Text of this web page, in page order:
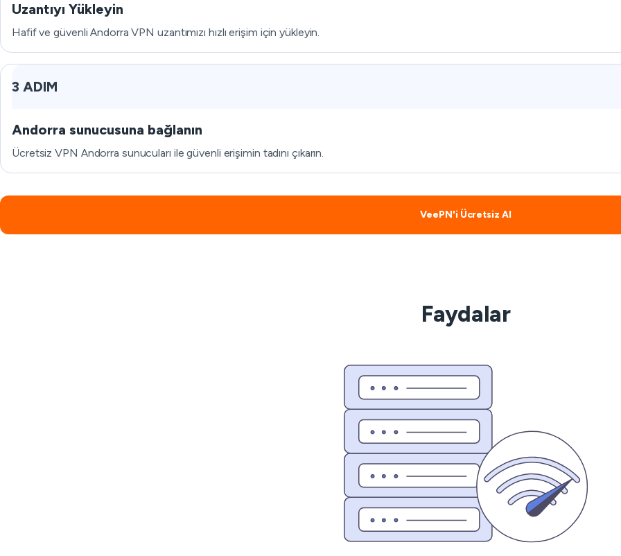
Uzantıyı Yükleyin
Hafif ve güvenli Andorra VPN uzantımızı hızlı erişim için yükleyin.
3 ADIM
Andorra sunucusuna bağlanın
Ücretsiz VPN Andorra sunucuları ile güvenli erişimin tadını çıkarın.
VeePN'i Ücretsiz Al
Faydalar